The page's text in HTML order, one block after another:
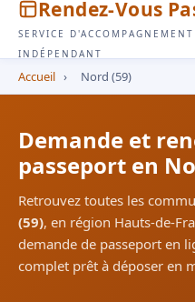
Rendez-Vous
SERVICE D'ACCOMPAGNEMENT
INDÉPENDANT
Accueil › Nord (59)
Demande et
passeport en
Retrouvez toutes les
(59), en région Hauts-de-
demande de passeport en
complet prêt à déposer en